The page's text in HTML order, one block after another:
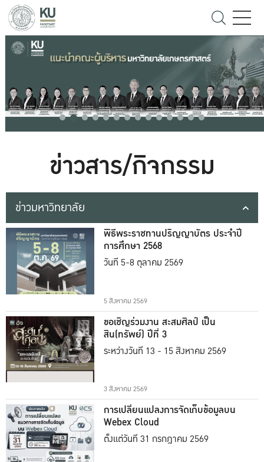
ข่าวสาร/กิจกรรม
ข่าวมหาวิทยาลัย
พิธีพระราชทานปริญญาบัตร ประจำปี
การศึกษา 2568
วันที่ 5-8 ตุลาคม 2569
5 สิงหาคม 2569
ขอเชิญร่วมงาน สะสมศิลป์ เป็น
สิน(ทรัพย์) ปีที่ 3
ระหว่างวันที่ 13 - 15 สิงหาคม 2569
3 สิงหาคม 2569
การเปลี่ยนแปลงการจัดเก็บข้อมูลบน
Webex Cloud
ตั้งแต่วันที่ 31 กรกฎาคม 2569